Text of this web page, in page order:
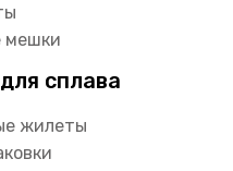
мешки
сплава
жилеты